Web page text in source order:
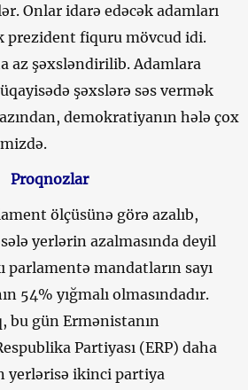
Onlar idarə edəcək adamları
prezident fiquru mövcud idi.
az şəxsləndirilib. Adamlara
şəxslərə səs vermək
demokratiyanın hələ çox
Proqnozlar
ölçüsünə görə azalıb,
yerlərin azalmasında deyil
parlamentə mandatların sayı
54% yığmalı olmasındadır.
bu gün Ermənistanın
Partiyası (ERP) daha
yerlərisə ikinci partiya